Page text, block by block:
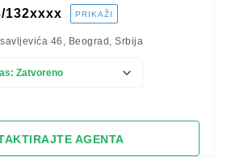
132xxxx PRIKAŽI
46, Beograd, Srbija
Zatvoreno
AGENTA